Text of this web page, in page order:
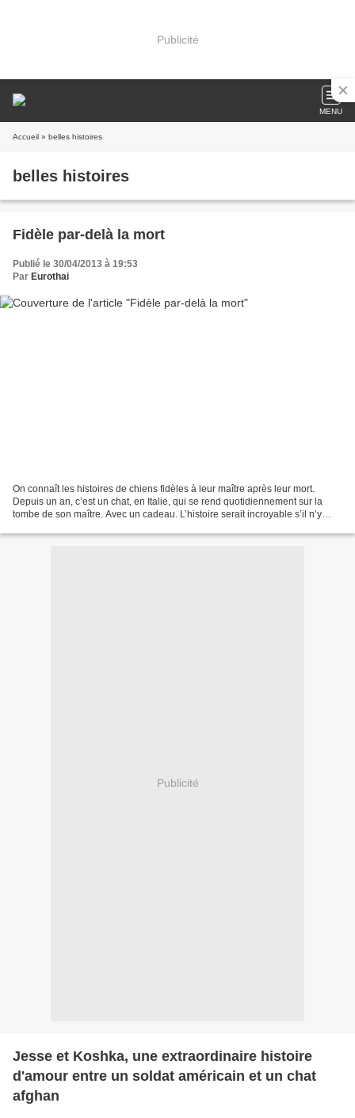
Publicité
MENU
Accueil » belles histoires
belles histoires
Fidèle par-delà la mort
Publié le 30/04/2013 à 19:53
Par Eurothai
On connaît les histoires de chiens fidèles à leur maître après leur mort.
Depuis un an, c’est un chat, en Italie, qui se rend quotidiennement sur la
tombe de son maître. Avec un cadeau. L’histoire serait incroyable s’il n’y
Publicité
Jesse et Koshka, une extraordinaire histoire
d'amour entre un soldat américain et un chat
afghan